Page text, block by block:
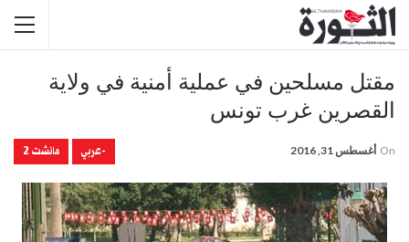
مقتل مسلحين في عملية أمنية في ولاية
القصرين غرب تونس
-عربي مانشت 2 On أغسطس 31, 2016